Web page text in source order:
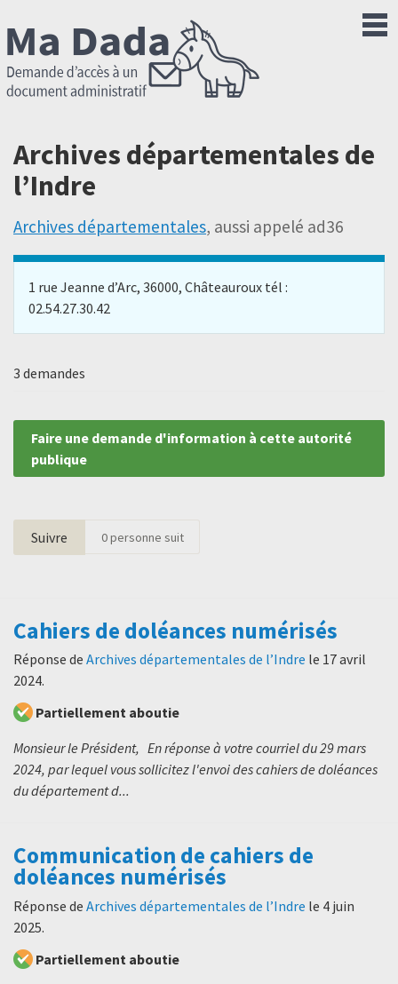
Archives départementales de
l’Indre
Archives départementales, aussi appelé ad36
1 rue Jeanne d’Arc, 36000, Châteauroux tél :
02.54.27.30.42
3 demandes
Faire une demande d'information à cette autorité
publique
Suivre 0personne suit
Cahiers de doléances numérisés
Réponse de Archives départementales de l’Indre le 17 avril
2024.
Partiellement aboutie
Monsieur le Président, En réponse à votre courriel du 29 mars
2024, par lequel vous sollicitez l'envoi des cahiers de doléances
du département d...
Communication de cahiers de
doléances numérisés
Réponse de Archives départementales de l’Indre le 4 juin
2025.
Partiellement aboutie